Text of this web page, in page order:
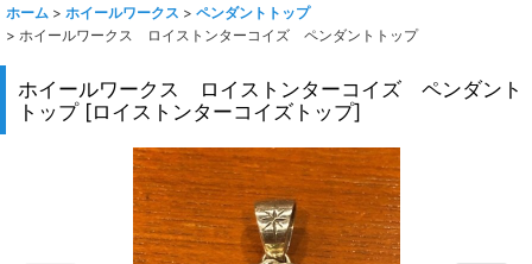
ホーム > ホイールワークス > ペンダントトップ
> ホイールワークス ロイストンターコイズ ペンダントトップ
ホイールワークス ロイストンターコイズ ペンダント
トップ [ロイストンターコイズトップ]